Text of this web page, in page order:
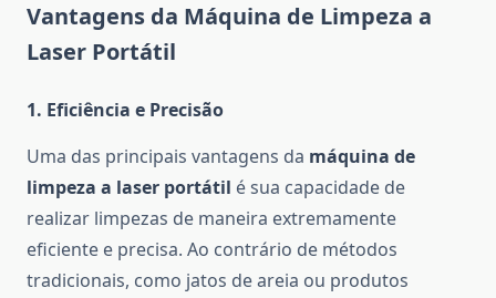
Vantagens da Máquina de Limpeza a
Laser Portátil
1. Eficiência e Precisão
Uma das principais vantagens da máquina de
limpeza a laser portátil é sua capacidade de
realizar limpezas de maneira extremamente
eficiente e precisa. Ao contrário de métodos
tradicionais, como jatos de areia ou produtos